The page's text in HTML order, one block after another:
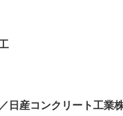
日産コンクリート工業